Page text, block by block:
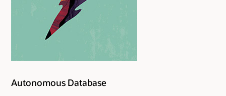
Autonomous Database